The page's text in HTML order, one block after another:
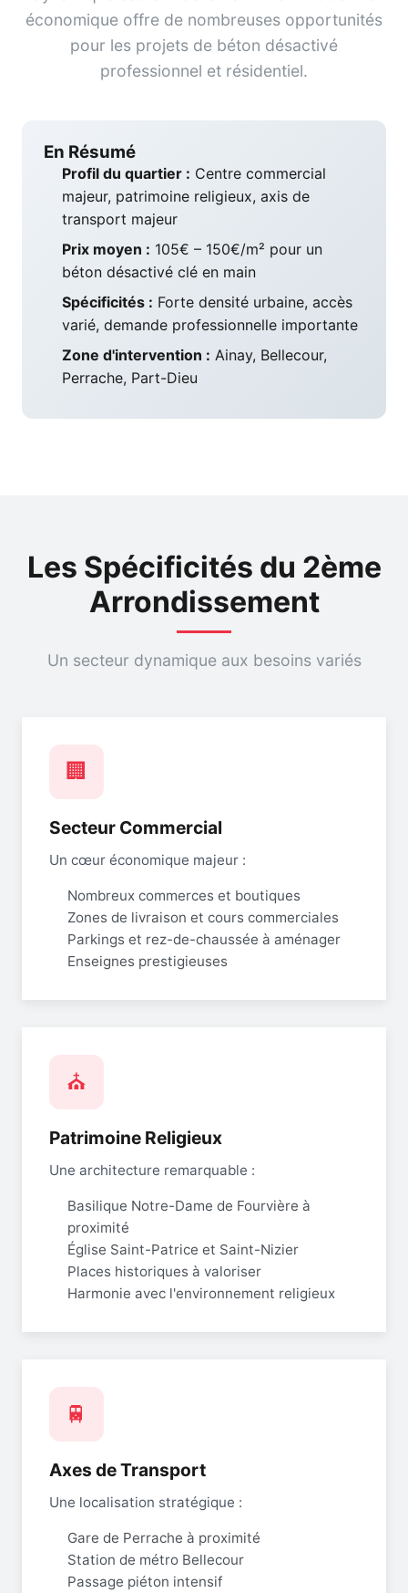
économique offre de nombreuses opportunités
pour les projets de béton désactivé
professionnel et résidentiel.
En Résumé
Profil du quartier : Centre commercial
majeur, patrimoine religieux, axis de
transport majeur
Prix moyen : 105€ – 150€/m² pour un
béton désactivé clé en main
Spécificités : Forte densité urbaine, accès
varié, demande professionnelle importante
Zone d'intervention : Ainay, Bellecour,
Perrache, Part-Dieu
Les Spécificités du 2ème
Arrondissement
Un secteur dynamique aux besoins variés
🏢
Secteur Commercial
Un cœur économique majeur :
Nombreux commerces et boutiques
Zones de livraison et cours commerciales
Parkings et rez-de-chaussée à aménager
Enseignes prestigieuses
⛪
Patrimoine Religieux
Une architecture remarquable :
Basilique Notre-Dame de Fourvière à
proximité
Église Saint-Patrice et Saint-Nizier
Places historiques à valoriser
Harmonie avec l'environnement religieux
🚆
Axes de Transport
Une localisation stratégique :
Gare de Perrache à proximité
Station de métro Bellecour
Passage piéton intensif